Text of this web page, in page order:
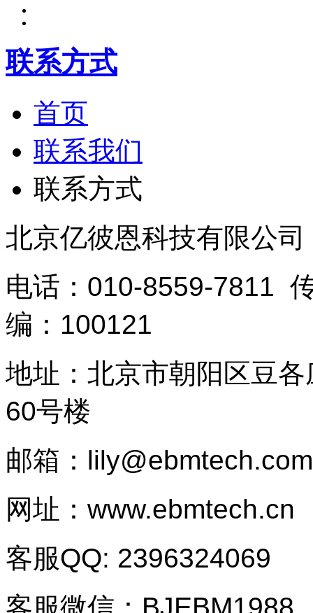
联系方式
首页
联系我们
联系方式
北京亿彼恩科技有限公司
电话：010-8559-
编：100121
地址： 北京市朝阳区豆
60号楼
邮箱：lily@ebmtech.com
网址：www.ebmtech.cn
客服QQ: 2396324069
客服微信：BJEBM1988